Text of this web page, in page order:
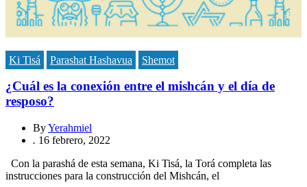
Ki Tisá Parashat Hashavua Shemot
¿Cuál es la conexión entre el mishcán y el día de
resposo?
ByYerahmiel
. 16 febrero, 2022
Con la parashá de esta semana, Ki Tisá, la Torá completa las
instrucciones para la construcción del Mishcán, el